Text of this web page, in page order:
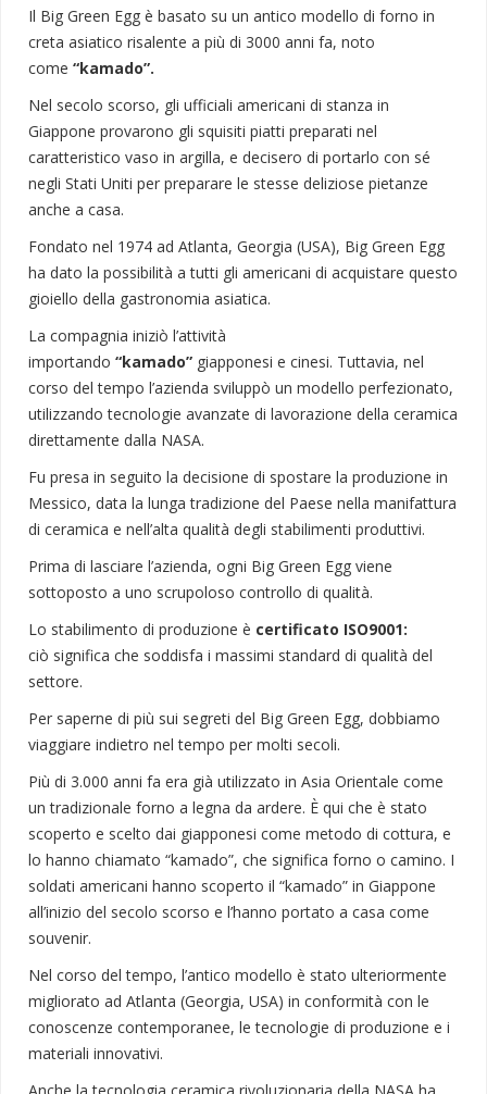
Il Big Green Egg è basato su un antico modello di forno in
creta asiatico risalente a più di 3000 anni fa, noto
come “kamado”.
Nel secolo scorso, gli ufficiali americani di stanza in
Giappone provarono gli squisiti piatti preparati nel
caratteristico vaso in argilla, e decisero di portarlo con sé
negli Stati Uniti per preparare le stesse deliziose pietanze
anche a casa.
Fondato nel 1974 ad Atlanta, Georgia (USA), Big Green Egg
ha dato la possibilità a tutti gli americani di acquistare questo
gioiello della gastronomia asiatica.
La compagnia iniziò l’attività
importando “kamado” giapponesi e cinesi. Tuttavia, nel
corso del tempo l’azienda sviluppò un modello perfezionato,
utilizzando tecnologie avanzate di lavorazione della ceramica
direttamente dalla NASA.
Fu presa in seguito la decisione di spostare la produzione in
Messico, data la lunga tradizione del Paese nella manifattura
di ceramica e nell’alta qualità degli stabilimenti produttivi.
Prima di lasciare l’azienda, ogni Big Green Egg viene
sottoposto a uno scrupoloso controllo di qualità.
Lo stabilimento di produzione è certificato ISO9001:
ciò significa che soddisfa i massimi standard di qualità del
settore.
Per saperne di più sui segreti del Big Green Egg, dobbiamo
viaggiare indietro nel tempo per molti secoli.
Più di 3.000 anni fa era già utilizzato in Asia Orientale come
un tradizionale forno a legna da ardere. È qui che è stato
scoperto e scelto dai giapponesi come metodo di cottura, e
lo hanno chiamato “kamado”, che significa forno o camino. I
soldati americani hanno scoperto il “kamado” in Giappone
all’inizio del secolo scorso e l’hanno portato a casa come
souvenir.
Nel corso del tempo, l’antico modello è stato ulteriormente
migliorato ad Atlanta (Georgia, USA) in conformità con le
conoscenze contemporanee, le tecnologie di produzione e i
materiali innovativi.